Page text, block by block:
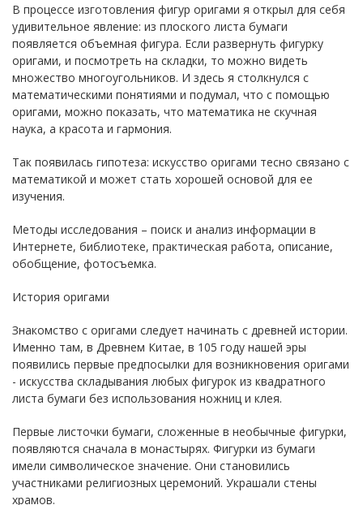
В процессе изготовления фигур оригами я открыл для себя
удивительное явление: из плоского листа бумаги
появляется объемная фигура. Если развернуть фигурку
оригами, и посмотреть на складки, то можно видеть
множество многоугольников. И здесь я столкнулся с
математическими понятиями и подумал, что с помощью
оригами, можно показать, что математика не скучная
наука, а красота и гармония.
Так появилась гипотеза: искусство оригами тесно связано с
математикой и может стать хорошей основой для ее
изучения.
Методы исследования – поиск и анализ информации в
Интернете, библиотеке, практическая работа, описание,
обобщение, фотосъемка.
История оригами
Знакомство с оригами следует начинать с древней истории.
Именно там, в Древнем Китае, в 105 году нашей эры
появились первые предпосылки для возникновения оригами
- искусства складывания любых фигурок из квадратного
листа бумаги без использования ножниц и клея.
Первые листочки бумаги, сложенные в необычные фигурки,
появляются сначала в монастырях. Фигурки из бумаги
имели символическое значение. Они становились
участниками религиозных церемоний. Украшали стены
храмов.